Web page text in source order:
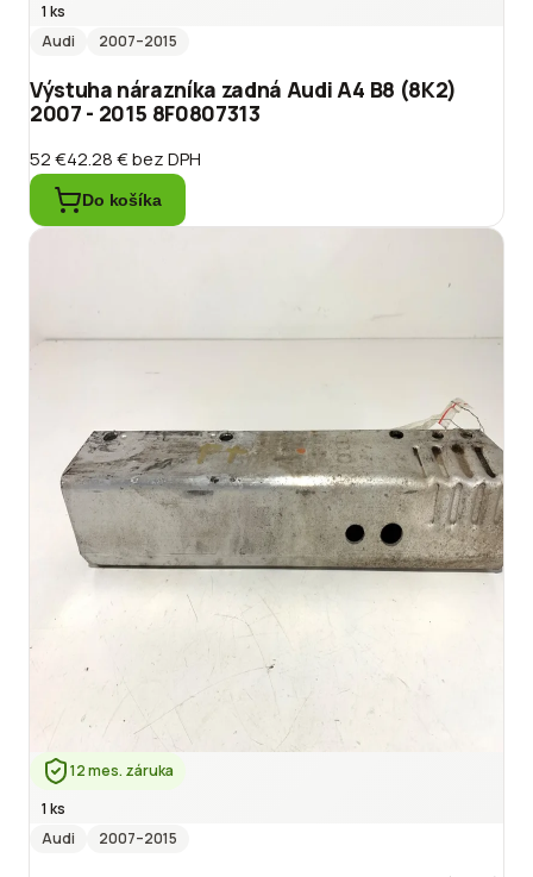
1 ks
Audi
2007–2015
Výstuha nárazníka zadná Audi A4 B8 (8K2)
2007 - 2015 8F0807313
52 €42.28 €bez DPH
Do košíka
12 mes. záruka
1 ks
Audi
2007–2015